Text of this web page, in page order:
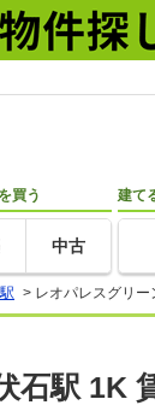
買う
中古
建て
> レオパレスグリー
石駅 1K